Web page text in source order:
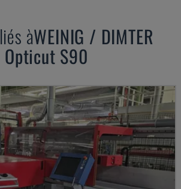
àWEINIG / DIMTER
Opticut S90